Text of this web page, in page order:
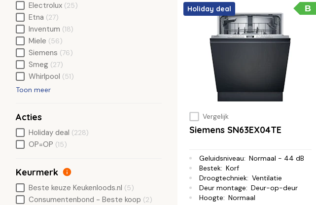
B
Holiday deal
Vergelijk
Siemens SN63EX04TE
Geluidsniveau: Normaal - 44 dB
Bestek: Korf
Droogtechniek: Ventilatie
Deur montage: Deur-op-deur
Hoogte: Normaal
Electrolux (25)
Etna (27)
Inventum (18)
Miele (56)
Siemens (76)
Smeg (27)
Whirlpool (51)
Toon meer
Acties
Holiday deal (228)
OP=OP (15)
Keurmerk
Beste keuze Keukenloods.nl (5)
Consumentenbond - Beste koop (2)